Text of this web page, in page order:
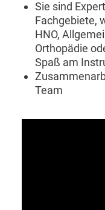
Sie sind
Fachgebiete,
HNO,
Orthopädie
Spaß am
Team